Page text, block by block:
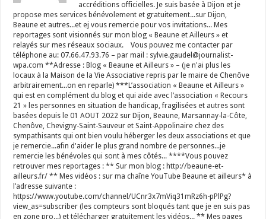
accréditions officielles. Je suis basée à Dijon et je
propose mes services bénévolement et gratuitement...sur Dijon,
Beaune et autres...et ej vous remercie pour vos invitations... Mes
reportages sont visionnés sur mon blog « Beaune et Ailleurs » et
relayés sur mes réseaux sociaux. Vous pouvez me contacter par
téléphone au: 07.66.47.93.76 – par mail : sylvie.gaudel@journalist-
wpa.com **Adresse : Blog « Beaune et Ailleurs » – (je n'ai plus les
locaux à la Maison de la Vie Associative repris par le maire de Chenôve
arbitrairement...on en reparle) ***L’association « Beaune et Ailleurs »
qui est en complément du blog et qui aide avec l’association « Recours
21 » les personnes en situation de handicap, fragilisées et autres sont
basées depuis le 01 AOUT 2022 sur Dijon, Beaune, Marsannay-la-Côte,
Chenôve, Chevigny-Saint-Sauveur et Saint-Appolinaire chez des
sympathisants qui ont bien voulu héberger les deux associations et que
je remercie...afin d'aider le plus grand nombre de personnes...je
remercie les bénévoles qui sont à mes côtés... ****Vous pouvez
retrouver mes reportages : ** Sur mon blog : http://beaune-et-
ailleurs.fr/ ** Mes vidéos : sur ma chaîne YouTube Beaune et ailleurs* à
l’adresse suivante :
https://www.youtube.com/channel/UCnr3x7mViq31mRz6h-pPlPg?
view_as=subscriber (les compteurs sont bloqués tant que je en suis pas
en zone pro...) et télécharger gratuitement les vidéos... ** Mes pages